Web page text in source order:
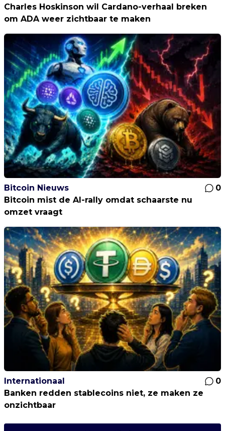
Charles Hoskinson wil Cardano-verhaal breken
om ADA weer zichtbaar te maken
Bitcoin Nieuws
0
Bitcoin mist de AI-rally omdat schaarste nu
omzet vraagt
Internationaal
0
Banken redden stablecoins niet, ze maken ze
onzichtbaar